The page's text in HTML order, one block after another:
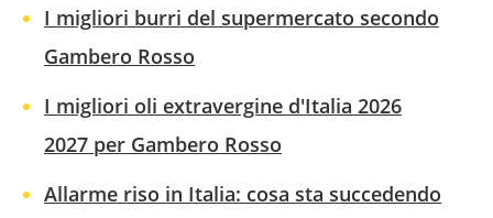
I migliori burri del supermercato secondo
Gambero Rosso
I migliori oli extravergine d'Italia 2026
2027 per Gambero Rosso
Allarme riso in Italia: cosa sta succedendo